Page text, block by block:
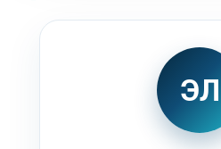
ЭЛ